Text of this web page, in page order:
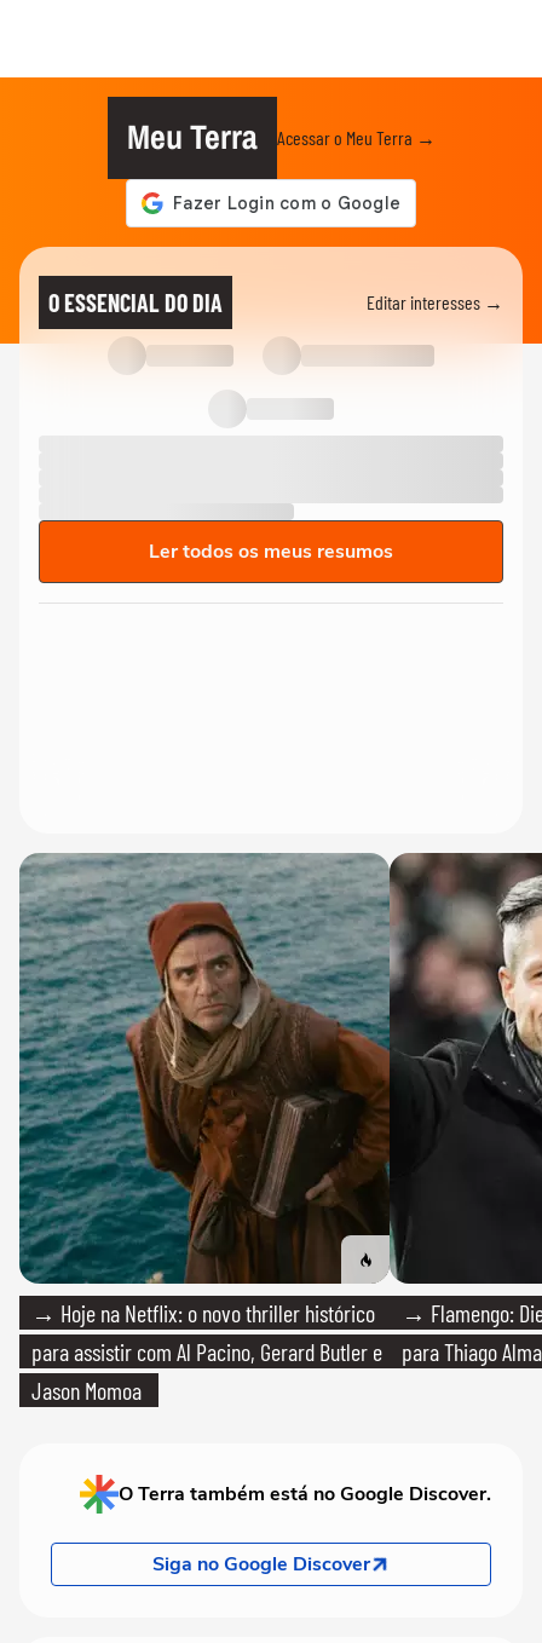
Meu Terra Acessar o Meu Terra →
O ESSENCIAL DO DIA Editar interesses →
Ler todos os meus resumos
→ Hoje na Netflix: o novo thriller histórico
para assistir com Al Pacino, Gerard Butler e
Jason Momoa
→ Flamengo:
para Thiago
O Terra também está no Google Discover.
Siga no Google Discover